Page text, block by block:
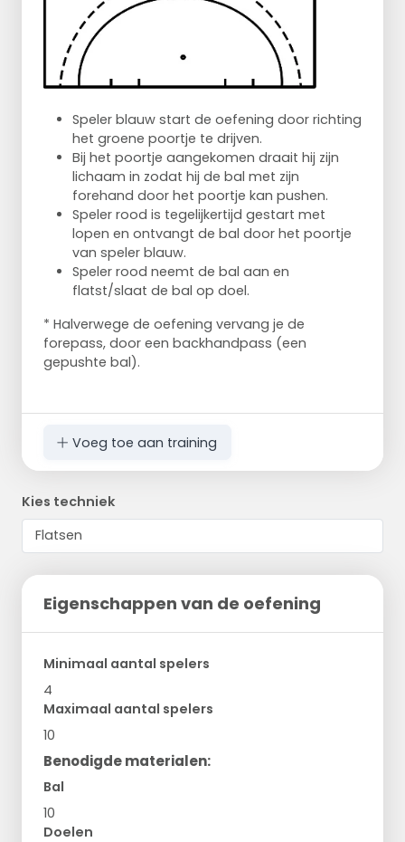
Speler blauw start de oefening door richting
het groene poortje te drijven.
Bij het poortje aangekomen draait hij zijn
lichaam in zodat hij de bal met zijn
forehand door het poortje kan pushen.
Speler rood is tegelijkertijd gestart met
lopen en ontvangt de bal door het poortje
van speler blauw.
Speler rood neemt de bal aan en
flatst/slaat de bal op doel.
* Halverwege de oefening vervang je de
forepass, door een backhandpass (een
gepushte bal).
Voeg toe aan training
Kies techniek
Eigenschappen van de oefening
Minimaal aantal spelers
4
Maximaal aantal spelers
10
Benodigde materialen:
Bal
10
Doelen